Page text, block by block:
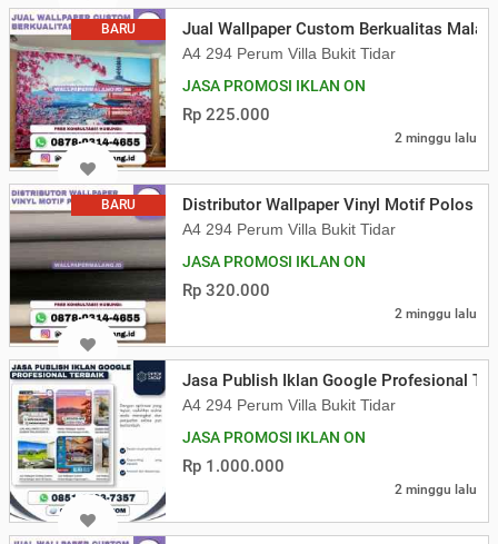
BARU Jual Wallpaper Custom Berkualitas
A4 294 Perum Villa Bukit Tidar
JASA PROMOSI IKLAN ON
Rp 225.000
2 minggu lalu
BARU Distributor Wallpaper Vinyl Motif Polos
A4 294 Perum Villa Bukit Tidar
JASA PROMOSI IKLAN ON
Rp 320.000
2 minggu lalu
Jasa Publish Iklan Google Profesional
A4 294 Perum Villa Bukit Tidar
JASA PROMOSI IKLAN ON
Rp 1.000.000
2 minggu lalu